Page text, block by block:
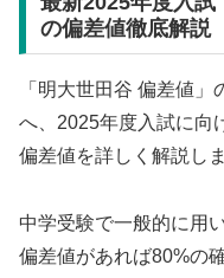
の偏差値徹底解説
「明大世田谷 偏差値
へ、2025年度入試に向
偏差値を詳しく解説しま
中学受験で一般的に用
偏差値があれば80%の